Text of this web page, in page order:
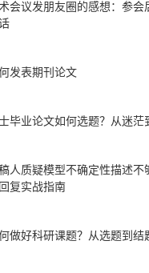
会议发朋友圈的感想：参会
发表期刊论文
毕业论文如何选题？从迷茫
人质疑模型不确定性描述不
复实战指南
做好科研课题？从选题到结